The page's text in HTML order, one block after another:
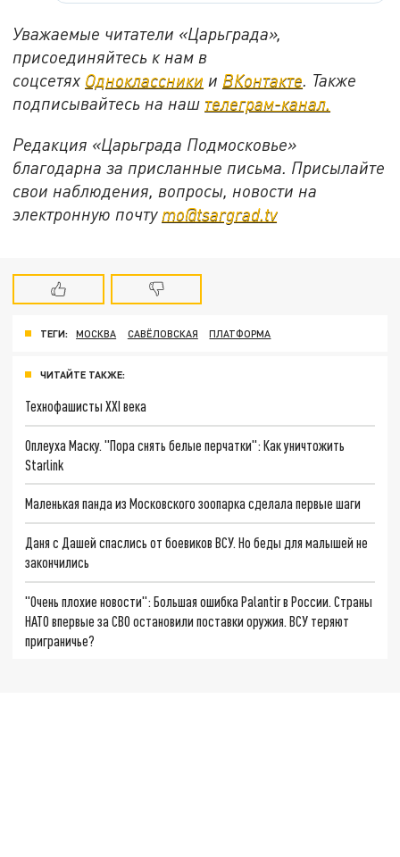
Уважаемые читатели «Царьграда»,
присоединяйтесь к нам в
соцсетях Одноклассники и ВКонтакте. Также
подписывайтесь на наш телеграм-канал.
Редакция «Царьграда Подмосковье»
благодарна за присланные письма. Присылайте
свои наблюдения, вопросы, новости на
электронную почту mo@tsargrad.tv
ТЕГИ: МОСКВА САВЁЛОВСКАЯ ПЛАТФОРМА
ЧИТАЙТЕ ТАКЖЕ:
Технофашисты XXI века
Оплеуха Маску. "Пора снять белые перчатки": Как уничтожить
Starlink
Маленькая панда из Московского зоопарка сделала первые шаги
Даня с Дашей спаслись от боевиков ВСУ. Но беды для малышей не
закончились
"Очень плохие новости": Большая ошибка Palantir в России. Страны
НАТО впервые за СВО остановили поставки оружия. ВСУ теряют
приграничье?